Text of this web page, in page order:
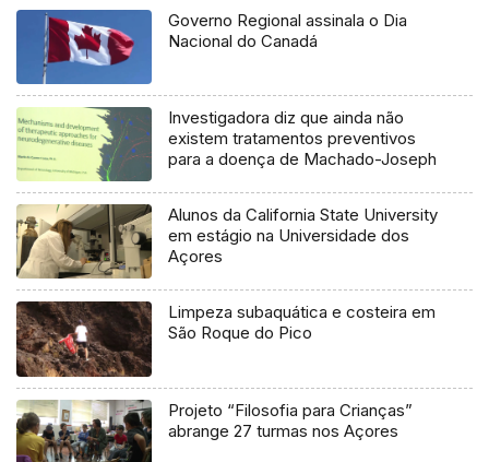
Governo Regional assinala o Dia
Nacional do Canadá
Investigadora diz que ainda não
existem tratamentos preventivos
para a doença de Machado-Joseph
Alunos da California State University
em estágio na Universidade dos
Açores
Limpeza subaquática e costeira em
São Roque do Pico
Projeto “Filosofia para Crianças”
abrange 27 turmas nos Açores